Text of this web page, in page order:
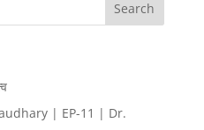
| EP-11 | Dr.